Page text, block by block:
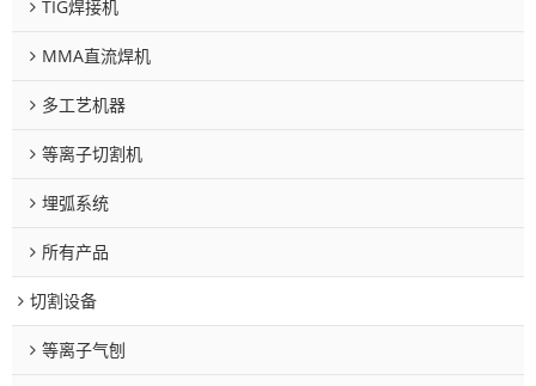
TIG焊接机
MMA直流焊机
多工艺机器
等离子切割机
埋弧系统
所有产品
切割设备
等离子气刨